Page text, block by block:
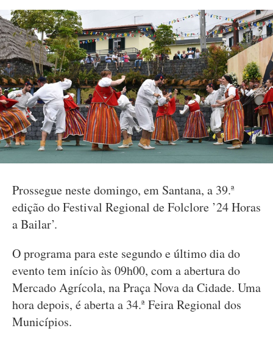
Prossegue neste domingo, em Santana, a 39.ª
edição do Festival Regional de Folclore ’24 Horas
a Bailar’.
O programa para este segundo e último dia do
evento tem início às 09h00, com a abertura do
Mercado Agrícola, na Praça Nova da Cidade. Uma
hora depois, é aberta a 34.ª Feira Regional dos
Municípios.